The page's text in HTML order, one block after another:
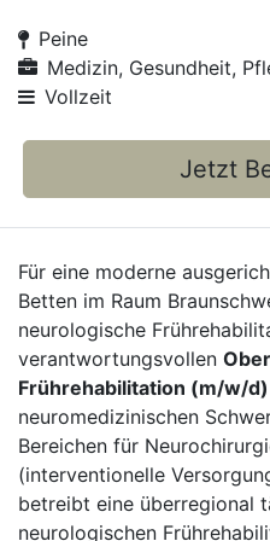
Peine
Medizin, Gesundheit,
Vollzeit
Jetzt
Für eine moderne
Betten im Raum
neurologische
verantwortungsvollen
Frührehabilitation (m/w/d)
neuromedizinischen
Bereichen für
(interventionelle
betreibt eine überregional
neurologischen